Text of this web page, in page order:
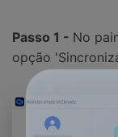
Passo 1 - No
opção